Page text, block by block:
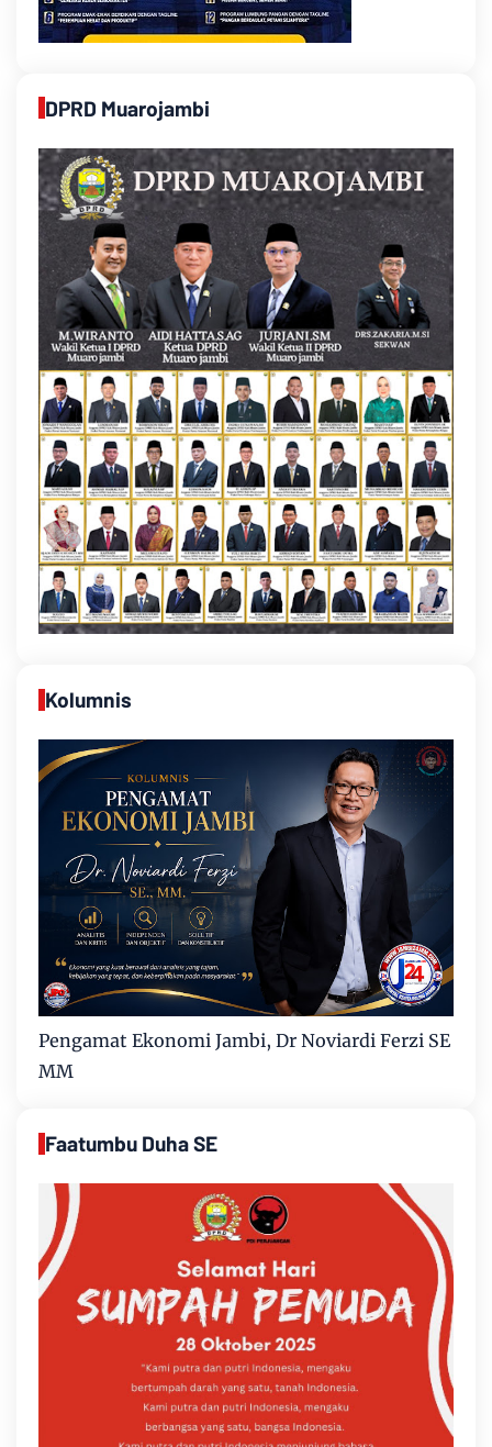
DPRD Muarojambi
Kolumnis
Pengamat Ekonomi Jambi, Dr Noviardi Ferzi SE
MM
Faatumbu Duha SE